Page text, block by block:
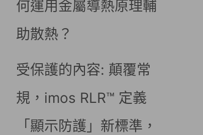
何運用金屬導熱原理輔
助散熱？
受保護的內容: 顛覆常
規，imos RLR™ 定義
「顯示防護」新標準，